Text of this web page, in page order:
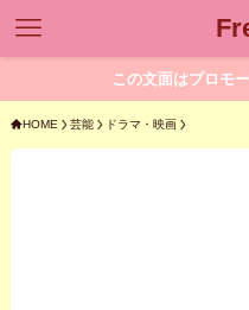
この文面はプロモ
HOME 芸能 ドラマ・映画